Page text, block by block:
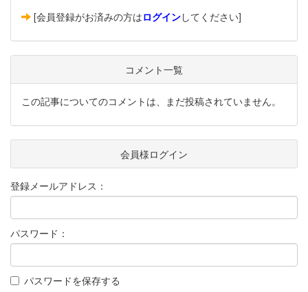
[会員登録がお済みの方はログインしてください]
コメント一覧
この記事についてのコメントは、まだ投稿されていません。
会員様ログイン
登録メールアドレス：
パスワード：
パスワードを保存する